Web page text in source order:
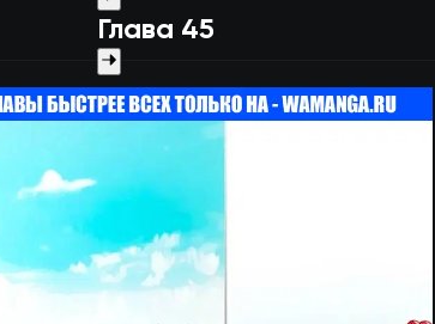
Глава 45